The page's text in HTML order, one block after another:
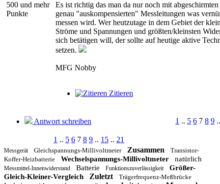
500 und mehr
Punkte
Es ist richtig das man da nur noch mit
genau "auskompensierten" Messleitungen was
messen wird. Wer heutzutage in dem Gebiet der
Ströme und Spannungen und größten/kleinsten
sich betätigen will, der sollte auf heutige aktive
setzen.
MFG Nobby
Zitieren
Antwort schreiben 1 .. 5 6 7 8 9
1 .. 5 6 7 8 9 .. 15 .. 21
Messgerät Gleichspannungs-Millivoltmeter Zusammen
Transistor-
Koffer-Heizbatterie
Wechselspannungs-Millivoltmeter natürlich
Messmittel-Innenwiderstand Batterie Funktionszuverlässigkeit
Größer-
Gleich-Kleiner-Vergleich
Zuletzt Trägerfrequenz-Meßbrücke